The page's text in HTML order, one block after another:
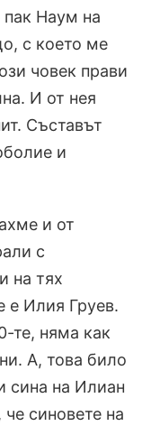
пак Наум на
с което ме
човек прави
И от нея
Съставът
и
и от
с
на тях
е Илия Груев.
те, няма как
А, това било
сина на Илиан
синовете на